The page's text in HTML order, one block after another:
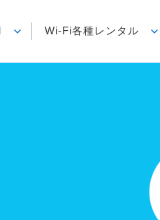
Wi-Fi各種レンタル